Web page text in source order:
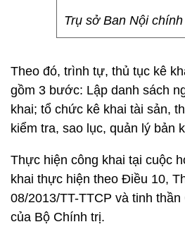
Trụ sở Ban Nội
Theo đó, trình tự, thủ tục kê
gồm 3 bước: Lập danh sách
khai; tổ chức kê khai tài sản,
kiểm tra, sao lục, quản lý bản
Thực hiện công khai tại cuộc
khai thực hiện theo Điều 10,
08/2013/TT-TTCP và tinh
của Bộ Chính trị.